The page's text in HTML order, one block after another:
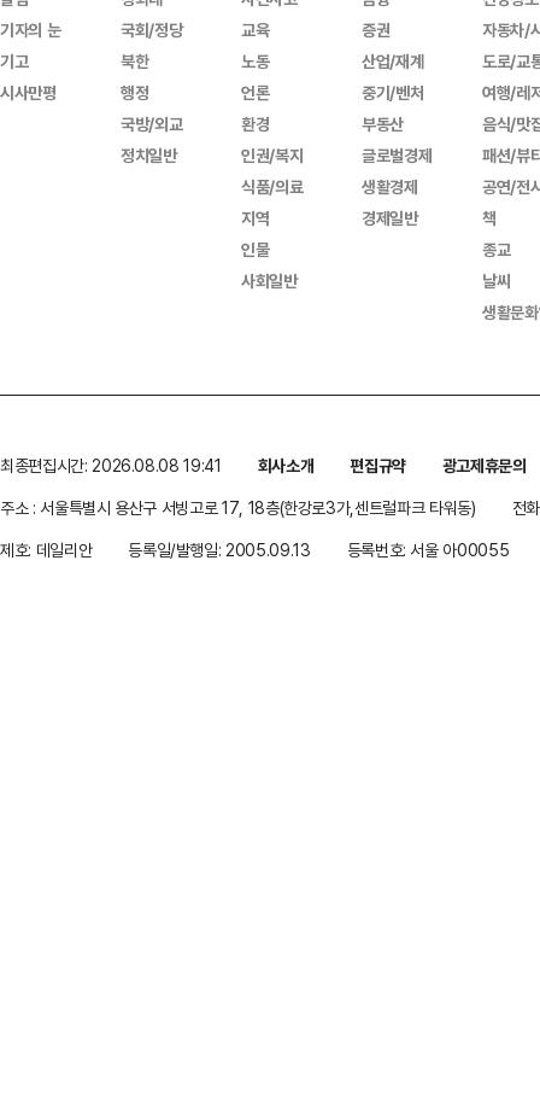
기자의 눈
기고
시사만평
국회/정당
북한
행정
국방/외교
정치일반
교육
노동
언론
환경
인권/복지
식품/의료
지역
인물
사회일반
증권
산업/재계
중기/벤처
부동산
글로벌경제
생활경제
경제일반
자동차/
도로/교
여행/레
음식/맛
패션/뷰
공연/전
책
종교
날씨
생활문
최종편집시간: 2026.08.08 19:41 회사소개 편집규약
광고제휴문의
주소 : 서울특별시 용산구 서빙고로 17, 18층(한강로3가,센트럴파크 타워동)
전
제호: 데일리안
등록일/발행일: 2005.09.13 등록번호: 서울 아00055